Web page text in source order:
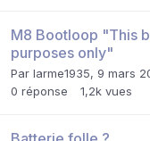
M8 Bootloop "This
purposes only"
Par larme1935, 9 mars
0 réponse 1,2k vues